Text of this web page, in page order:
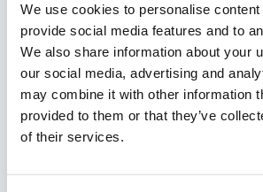
We use cookies to personalise
provide social media features and to
We also share information about your
our social media, advertising and
may combine it with other information
provided to them or that they’ve
of their services.
1:1-Coupons basierend auf Kaufhistorie und
E-Mail-Kampagnen
Visual Builder, A/B-Tests, Segmentierung,